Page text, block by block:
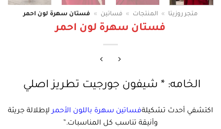
متجر روزيتا » المنتجات » فساتين » فستان سهرة لون احمر
فستان سهرة لون احمر
الخامه: * شيفون جورجيت تطريز اصلي
اكتشفي أحدث تشكيلةفساتين سهرة باللون الأحمرلإطلالة جريئة
وأنيقة تناسب كل المناسبات.”